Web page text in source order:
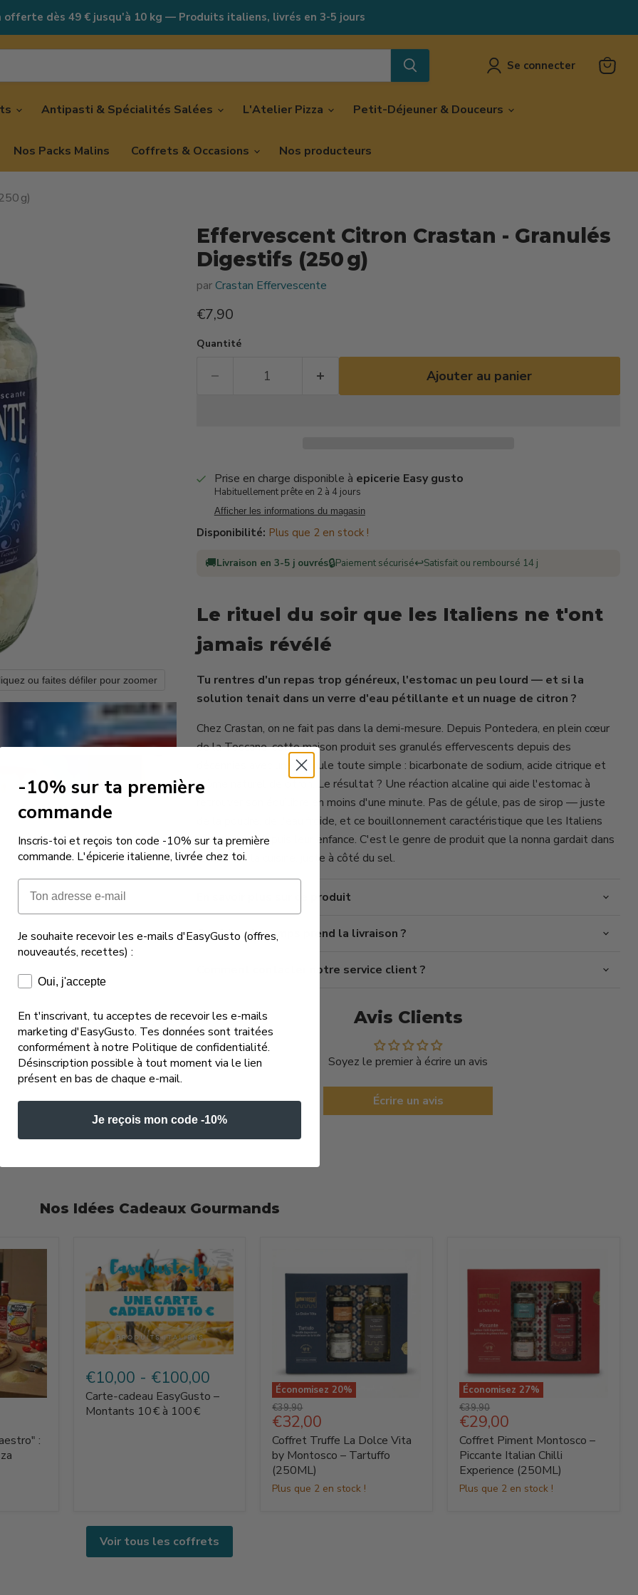
offerte dès 49 € jusqu'à 10 kg — Produits italiens, livrés en 3-5 jours
Se connecter
Antipasti & Spécialités Salées L'Atelier Pizza Petit-Déjeuner & Douceurs
Nos Packs Malins Coffrets & Occasions Nos producteurs
g)
ou faites défiler pour zoomer Cliquez ou faites défiler pour zoomer
Effervescent Citron Crastan - Granulés
Digestifs (250 g)
parCrastan Effervescente
Prix actuel
€7,90
Quantité
Ajouter au panier
Prise en charge disponible à epicerie Easy gusto
Habituellement prête en 2 à 4 jours
Afficher les informations du magasin
Disponibilité: Plus que 2 en stock !
🚚Livraison en 3-5 j ouvrés🔒Paiement sécurisé↩️Satisfait ou remboursé 14 j
Le rituel du soir que les Italiens ne t'ont
jamais révélé
Tu rentres d'un repas trop généreux, l'estomac un peu lourd — et si la
solution tenait dans un verre d'eau pétillante et un nuage de citron ?
Chez Crastan, on ne fait pas dans la demi-mesure. Depuis Pontedera, en plein cœur
de la Toscane, cette maison produit ses granulés effervescents depuis des
décennies avec une formule toute simple : bicarbonate de sodium, acide citrique et
arôme naturel de citron. Le résultat ? Une réaction alcaline qui aide l'estomac à
retrouver son équilibre en moins d'une minute. Pas de gélule, pas de sirop — juste
de la poudre, de l'eau froide, et ce bouillonnement caractéristique que les Italiens
connaissent depuis leur enfance. C'est le genre de produit que la nonna gardait dans
le tiroir de la cuisine, juste à côté du sel.
En savoir plus sur ce produit
Combien de temps prend la livraison ?
Comment contacter notre service client ?
Avis Clients
Soyez le premier à écrire un avis
Écrire un avis
Nos Idées Cadeaux Gourmands
:
EasyGusto
–
Montants
10 €
€10,00 - €100,00
Carte‑cadeau EasyGusto –
Montants 10 € à 100 €
Économisez 20%
Coffret
Truffe
La
Dolce
Vita
by
Montosco
–
Prix
d'origine
€39,90
Prix
actuel
€32,00
Coffret Truffe La Dolce Vita
by Montosco – Tartuffo
(250ML)
Plus que 2 en stock !
Économisez 27%
Coffret
Piment
Montosco
–
Piccante
Italian
Chilli
Experience
Prix
d'origine
€39,90
Prix
actuel
€29,00
Coffret Piment Montosco –
Piccante Italian Chilli
Experience (250ML)
Plus que 2 en stock !
Voir tous les coffrets
-10% sur ta première
commande
Inscris-toi et reçois ton code -10% sur ta première
commande. L'épicerie italienne, livrée chez toi.
Email
Je souhaite recevoir les e-mails d'EasyGusto (offres,
nouveautés, recettes) :
Consentement e-mails marketing
Oui, j'accepte
En t'inscrivant, tu acceptes de recevoir les e-mails
marketing d'EasyGusto. Tes données sont traitées
conformément à notre Politique de confidentialité.
Désinscription possible à tout moment via le lien
présent en bas de chaque e-mail.
Je reçois mon code -10%